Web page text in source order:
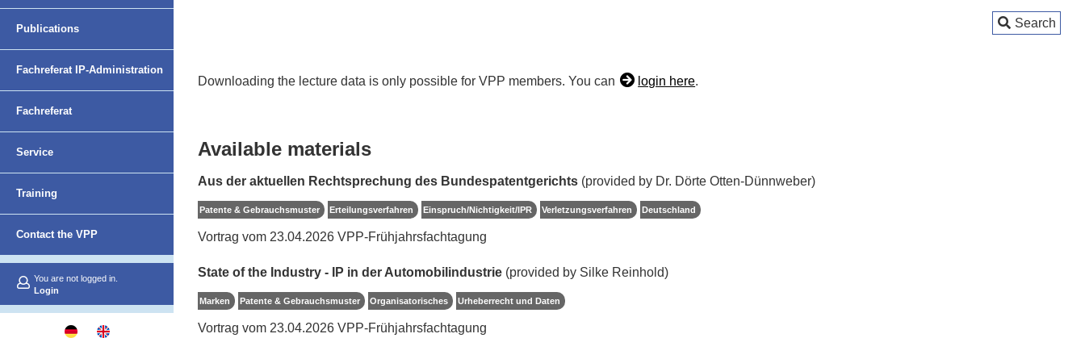
Publications
Fachreferat IP-Administration
Fachreferat
Nachwuchsförderung und
Netzwerk
Service
Training
Contact the VPP
You are not logged in.
Login
Search
Downloading the lecture data is only possible for VPP members. You can login here.
Available materials
Aus der aktuellen Rechtsprechung des Bundespatentgerichts (provided by Dr. Dörte Otten-Dünnweber)
Patente & Gebrauchsmuster Erteilungsverfahren Einspruch/Nichtigkeit/IPR Verletzungsverfahren Deutschland
Vortrag vom 23.04.2026 VPP-Frühjahrsfachtagung
State of the Industry - IP in der Automobilindustrie (provided by Silke Reinhold)
Marken Patente & Gebrauchsmuster Organisatorisches Urheberrecht und Daten
Vortrag vom 23.04.2026 VPP-Frühjahrsfachtagung